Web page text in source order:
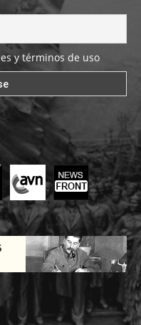
y términos de uso